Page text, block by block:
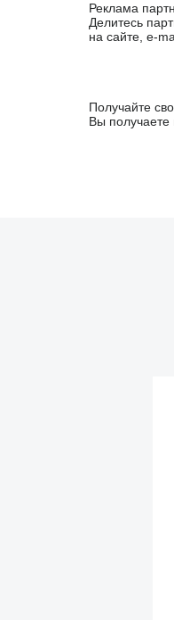
Реклама
Делитесь
на сайте, e-
Получайте
Вы получаете